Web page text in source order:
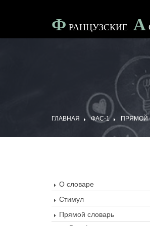
ФРанцузские А
ГЛАВНАЯ ФАС-1 ПРЯМОЙ
О словаре
Стимул
Прямой словарь